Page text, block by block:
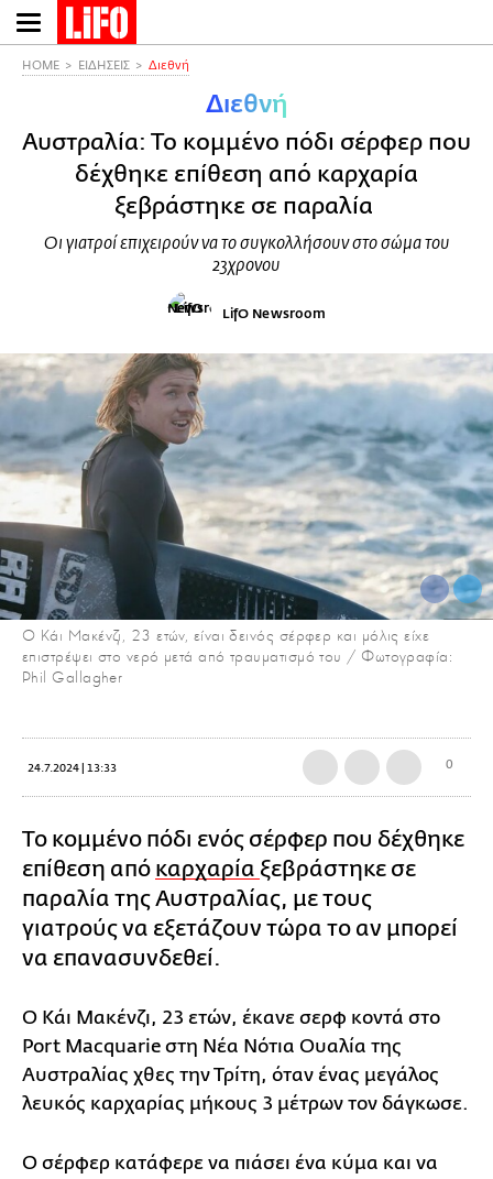
Παράκαμψη
προς
HOME ΕΙΔΗΣΕΙΣ Διεθνή
Διεθνή
Αυστραλία: Το κομμένο πόδι σέρφερ που
δέχθηκε επίθεση από καρχαρία
ξεβράστηκε σε παραλία
Οι γιατροί επιχειρούν να το συγκολλήσουν στο σώμα του
23χρονου
LifO Newsroom
Ο Κάι Μακένζι, 23 ετών, είναι δεινός σέρφερ και μόλις είχε
επιστρέψει στο νερό μετά από τραυματισμό του / Φωτογραφία:
Phil Gallagher
24.7.2024 | 13:33 0
Το κομμένο πόδι ενός σέρφερ που δέχθηκε
επίθεση από καρχαρία ξεβράστηκε σε
παραλία της Αυστραλίας, με τους
γιατρούς να εξετάζουν τώρα το αν μπορεί
να επανασυνδεθεί.
Ο Κάι Μακένζι, 23 ετών, έκανε σερφ κοντά στο
Port Macquarie στη Νέα Νότια Ουαλία της
Αυστραλίας χθες την Τρίτη, όταν ένας μεγάλος
λευκός καρχαρίας μήκους 3 μέτρων τον δάγκωσε.
Ο σέρφερ κατάφερε να πιάσει ένα κύμα και να